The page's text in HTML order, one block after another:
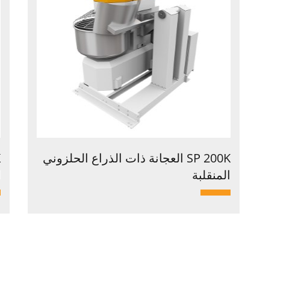
SP 200K العجانة ذات الذراع الحلزوني
المنقلبة